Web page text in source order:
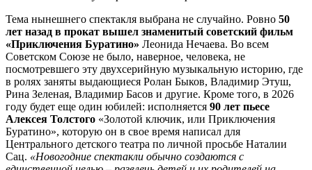
Тема нынешнего спектакля выбрана не случайно. Ровно 50
лет назад в прокат вышел знаменитый советский фильм
«Приключения Буратино» Леонида Нечаева. Во всем
Советском Союзе не было, наверное, человека, не
посмотревшего эту двухсерийную музыкальную историю, где
в ролях заняты выдающиеся Ролан Быков, Владимир Этуш,
Рина Зеленая, Владимир Басов и другие. Кроме того, в 2026
году будет еще один юбилей: исполняется 90 лет пьесе
Алексея Толстого «Золотой ключик, или Приключения
Буратино», которую он в свое время написал для
Центрального детского театра по личной просьбе Наталии
Сац. «Новогодние спектакли обычно создаются с